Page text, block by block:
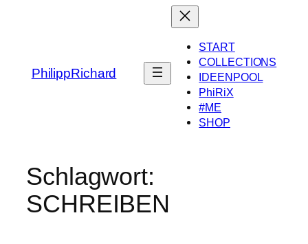
PhilippRichard
START
COLLECTIONS
IDEENPOOL
PhiRiX
#ME
SHOP
Schlagwort:
SCHREIBEN